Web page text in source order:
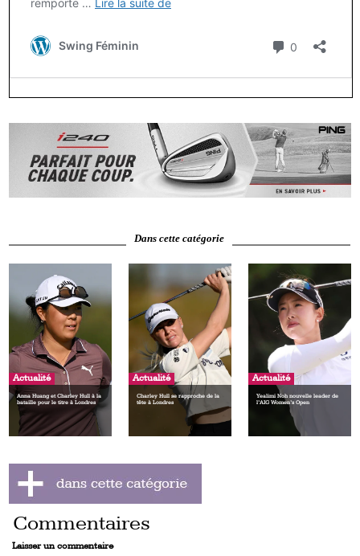
Dans cette catégorie
Actualité
Anna Huang et Charley Hull à la
bataille pour le titre à Londres
Actualité
Charley Hull se rapproche de la
tête à Londres
Actualité
Yealimi Noh nouvelle leader de
l’AIG Women’s Open
Commentaires
Laisser un commentaire